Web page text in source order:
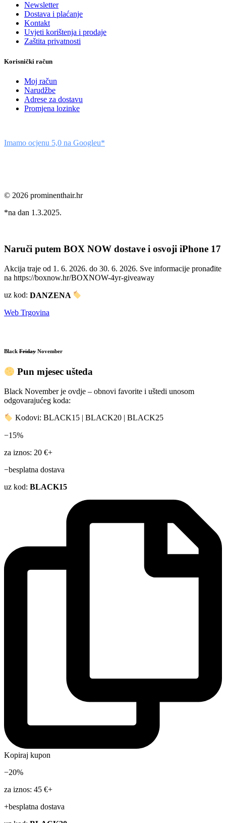
Newsletter
Dostava i plaćanje
Kontakt
Uvjeti korištenja i prodaje
Zaštita privatnosti
Korisnički račun
Moj račun
Narudžbe
Adrese za dostavu
Promjena lozinke
Imamo ocjenu 5,0 na Googleu*
© 2026 prominenthair.hr
*na dan 1.3.2025.
Naruči putem BOX NOW dostave i osvoji iPhone 17
Akcija traje od 1. 6. 2026. do 30. 6. 2026. Sve informacije pronađite
na https://boxnow.hr/BOXNOW-4yr-giveaway
uz kod: DANZENA
Web Trgovina
Black Friday November
Pun mjesec ušteda
Black November je ovdje – obnovi favorite i uštedi unosom
odgovarajućeg koda:
Kodovi: BLACK15 | BLACK20 | BLACK25
−15%
za iznos: 20 €+
−besplatna dostava
uz kod: BLACK15
Kopiraj kupon
−20%
za iznos: 45 €+
+besplatna dostava